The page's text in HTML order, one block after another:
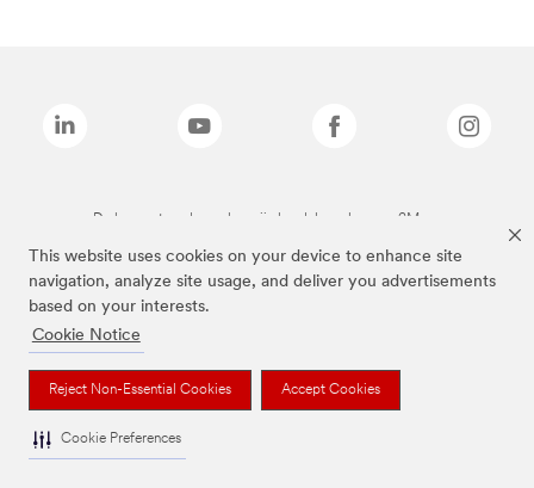
This website uses cookies on your device to enhance site
navigation, analyze site usage, and deliver you advertisements
based on your interests.
Cookie Notice
Reject Non-Essential Cookies Accept Cookies
Cookie Preferences
De bovenstaande merken zijn handelsmerken van 3M.we